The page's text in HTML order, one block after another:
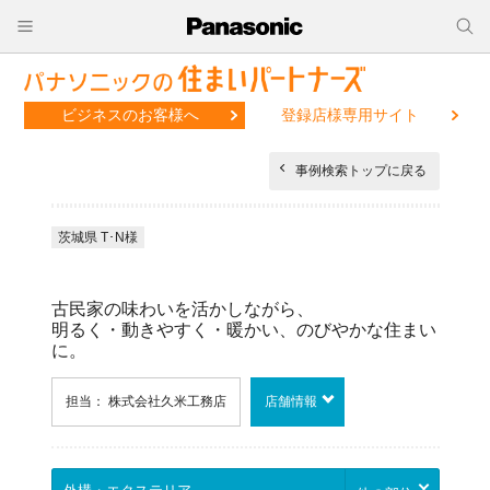
ビジネスのお客様へ 登録店様専用サイト
事例検索トップに戻る
茨城県 T･N様
古民家の味わいを活かしながら、
明るく・動きやすく・暖かい、のびやかな住まい
に。
担当： 株式会社久米工務店 店舗情報